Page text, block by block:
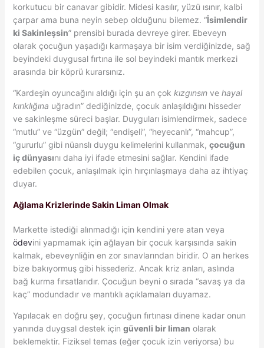
korkutucu bir canavar gibidir. Midesi kasılır, yüzü ısınır, kalbi
çarpar ama buna neyin sebep olduğunu bilemez. “İsimlendir
ki Sakinleşsin” prensibi burada devreye girer. Ebeveyn
olarak çocuğun yaşadığı karmaşaya bir isim verdiğinizde, sağ
beyindeki duygusal fırtına ile sol beyindeki mantık merkezi
arasında bir köprü kurarsınız.
“Kardeşin oyuncağını aldığı için şu an çok kızgınsınve hayal
kırıklığına uğradın” dediğinizde, çocuk anlaşıldığını hisseder
ve sakinleşme süreci başlar. Duyguları isimlendirmek, sadece
“mutlu” ve “üzgün” değil; “endişeli”, “heyecanlı”, “mahcup”,
“gururlu” gibi nüanslı duygu kelimelerini kullanmak, çocuğun
iç dünyasını daha iyi ifade etmesini sağlar. Kendini ifade
edebilen çocuk, anlaşılmak için hırçınlaşmaya daha az ihtiyaç
duyar.
Ağlama Krizlerinde Sakin Liman Olmak
Markette istediği alınmadığı için kendini yere atan veya
ödevini yapmamak için ağlayan bir çocuk karşısında sakin
kalmak, ebeveynliğin en zor sınavlarından biridir. O an herkes
bize bakıyormuş gibi hissederiz. Ancak kriz anları, aslında
bağ kurma fırsatlarıdır. Çocuğun beyni o sırada “savaş ya da
kaç” modundadır ve mantıklı açıklamaları duyamaz.
Yapılacak en doğru şey, çocuğun fırtınası dinene kadar onun
yanında duygsal destek için güvenli bir liman olarak
beklemektir. Fiziksel temas (eğer çocuk izin veriyorsa) bu